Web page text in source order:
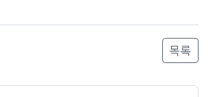
목록